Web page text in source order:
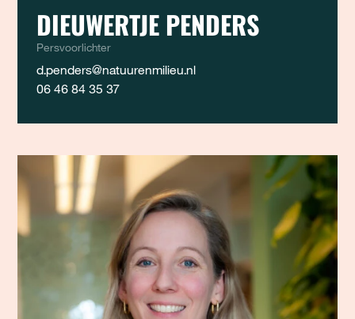
DIEUWERTJE PENDERS
Persvoorlichter
d.penders@natuurenmilieu.nl
06 46 84 35 37